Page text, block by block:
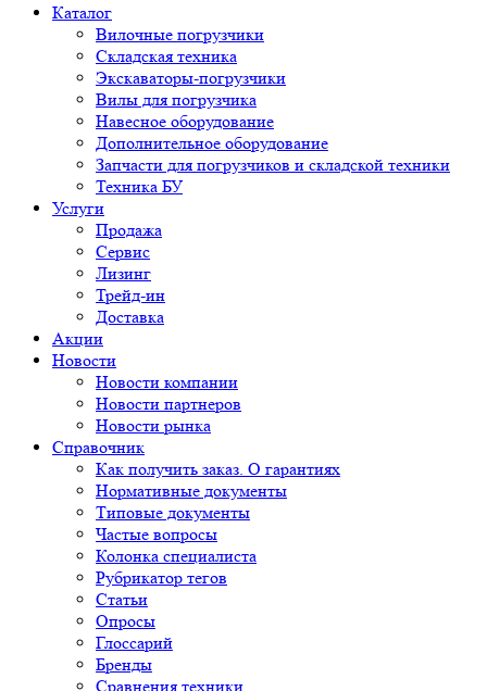
Каталог
Вилочные погрузчики
Складская техника
Экскаваторы-погрузчики
Вилы для погрузчика
Навесное оборудование
Дополнительное оборудование
Запчасти для погрузчиков и складской техники
Техника БУ
Услуги
Продажа
Сервис
Лизинг
Трейд-ин
Доставка
Акции
Новости
Новости компании
Новости партнеров
Новости рынка
Справочник
Как получить заказ. О гарантиях
Нормативные документы
Типовые документы
Частые вопросы
Колонка специалиста
Рубрикатор тегов
Статьи
Опросы
Глоссарий
Бренды
Сравнения техники